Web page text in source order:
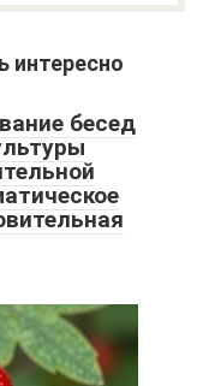
бесед